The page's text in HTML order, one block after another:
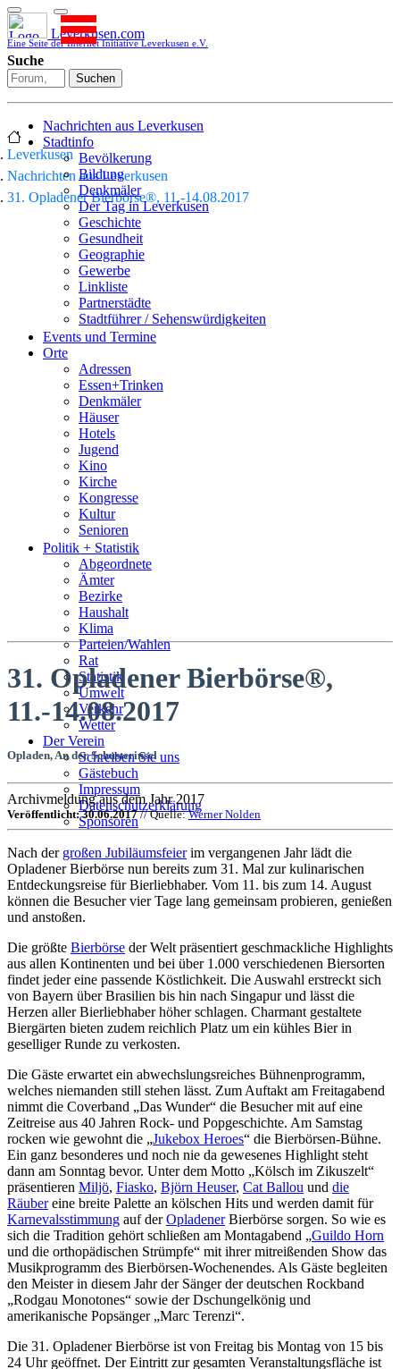
Leverkusen.com
Eine Seite der Internet Initiative Leverkusen e.V.
Suche
Suchen
Nachrichten aus Leverkusen
Stadtinfo
Bevölkerung
Bildung
Denkmäler
Der Tag in Leverkusen
Geschichte
Gesundheit
Geographie
Gewerbe
Linkliste
Partnerstädte
Stadtführer / Sehenswürdigkeiten
Stadtplan
Sport
Who is who
Wohnen
Events und Termine
Orte
Adressen
Essen+Trinken
Denkmäler
Häuser
Hotels
Jugend
Kino
Kirche
Kongresse
Kultur
Senioren
Stadtführer
Straßen
Politik + Statistik
Abgeordnete
Ämter
Bezirke
Haushalt
Klima
Parteien/Wahlen
Rat
Statistik
Umwelt
Verkehr
Wetter
Der Verein
Schreiben Sie uns
Gästebuch
Impressum
Datenschutzerklärung
Sponsoren
Leverkusen
Nachrichten aus Leverkusen
31. Opladener Bierbörse®, 11.-14.08.2017
31. Opladener Bierbörse®,
11.-14.08.2017
Opladen, An der Schusterinsel
Archivmeldung aus dem Jahr 2017
Veröffentlicht: 30.06.2017// Quelle:Werner Nolden
Nach der großen Jubiläumsfeierim vergangenen Jahr lädt die
Opladener Bierbörse nun bereits zum 31. Mal zur kulinarischen
Entdeckungsreise für Bierliebhaber. Vom 11. bis zum 14. August
können die Besucher vier Tage lang gemeinsam probieren, genießen
und anstoßen.
Die größte Bierbörse der Welt präsentiert geschmackliche Highlights
aus allen Kontinenten und bei über 1.000 verschiedenen Biersorten
findet jeder eine passende Köstlichkeit. Die Auswahl erstreckt sich
von Bayern über Brasilien bis hin nach Singapur und lässt die
Herzen aller Bierliebhaber höher schlagen. Charmant gestaltete
Biergärten bieten zudem reichlich Platz um ein kühles Bier in
geselliger Runde zu verkosten.
Die Gäste erwartet ein abwechslungsreiches Bühnenprogramm,
welches niemanden still stehen lässt. Zum Auftakt am Freitagabend
nimmt die Coverband „Das Wunder“ die Besucher mit auf eine
Zeitreise aus 40 Jahren Rock- und Popgeschichte. Am Samstag
rocken wie gewohnt die „Jukebox Heroes“ die Bierbörsen-Bühne.
Ein ganz besonderes und noch nie da gewesenes Highlight steht
dann am Sonntag bevor. Unter dem Motto „Kölsch im Zikuszelt“
präsentieren Miljö, Fiasko, Björn Heuser, Cat Ballou und die
Räubereine breite Palette an kölschen Hits und werden damit für
Karnevalsstimmung auf derOpladenerBierbörse sorgen. So wie es
sich die Tradition gehört schließen am Montagabend „Guildo Horn
und die orthopädischen Strümpfe“ mit ihrer mitreißenden Show das
Musikprogramm des Bierbörsen-Wochenendes. Als Gäste begleiten
den Meister in diesem Jahr der Sänger der deutschen Rockband
„Rodgau Monotones“ sowie der Dschungelkönig und
amerikanische Popsänger „Marc Terenzi“.
Die 31. Opladener Bierbörse ist von Freitag bis Montag von 15 bis
24 Uhr geöffnet. Der Eintritt zur gesamten Veranstaltungsfläche ist